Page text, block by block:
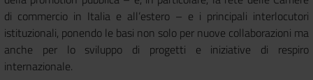
di commercio in Italia e all’estero – e i principali interlocutori
istituzionali, ponendo le basi non solo per nuove collaborazioni ma
anche per lo sviluppo di progetti e iniziative di respiro
internazionale.